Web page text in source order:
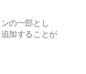
の一部とし
加することが